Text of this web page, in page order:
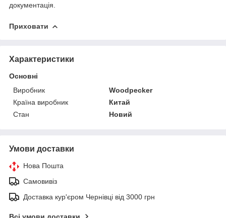
документація.
Приховати
Характеристики
Основні
Виробник
Woodpecker
Країна виробник
Китай
Стан
Новий
Умови доставки
Нова Пошта
Самовивіз
Доставка кур'єром Чернівці від 3000 грн
Всі умови доставки